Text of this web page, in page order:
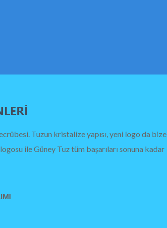
Tuzun kristalize yapısı, yeni logo da bize
ile Güney Tuz tüm başarıları sonuna kadar